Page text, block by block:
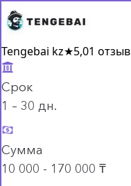
Tengebai kz★5,01 отзыв
Срок
1 – 30 дн.
Сумма
10 000 - 170 000 ₸